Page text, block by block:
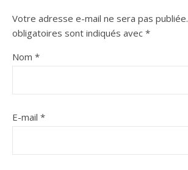
Votre adresse e-mail ne sera pas publiée.
obligatoires sont indiqués avec *
Nom *
E-mail *